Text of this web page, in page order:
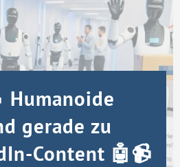
Humanoide
gerade zu
Content 🤖📹